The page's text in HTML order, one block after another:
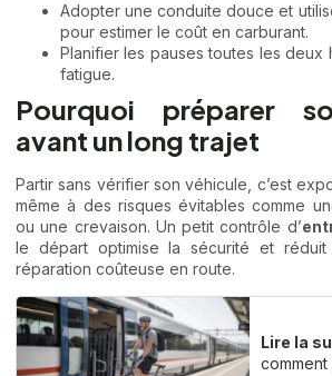
Adopter une conduite douce et
pour estimer le coût en carburant.
Planifier les pauses toutes les deux
fatigue.
Pourquoi préparer
avant un long trajet
Partir sans vérifier son véhicule, c’est
même à des risques évitables comme
ou une crevaison. Un petit contrôle d’
le départ optimise la sécurité et
réparation coûteuse en route.
Lire la